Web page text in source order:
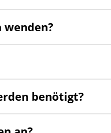
wenden?
benötigt?